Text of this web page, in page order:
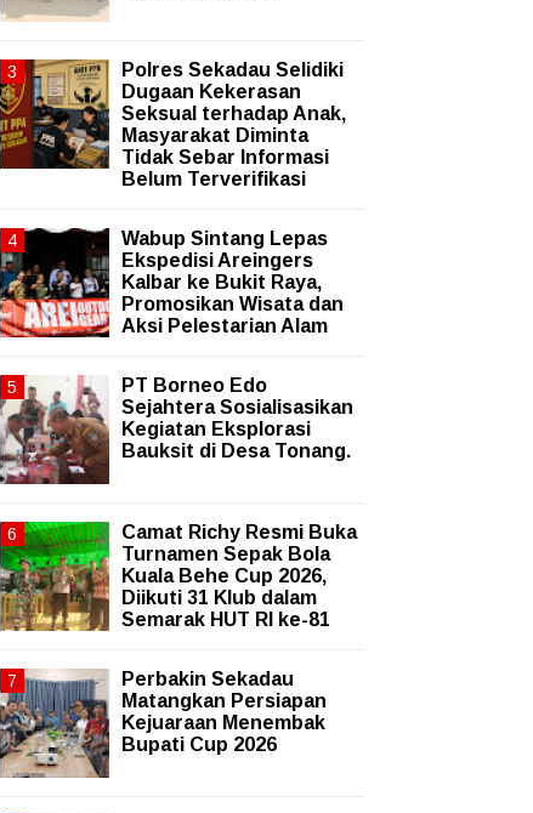
Polres Sekadau Selidiki
Dugaan Kekerasan
Seksual terhadap Anak,
Masyarakat Diminta
Tidak Sebar Informasi
Belum Terverifikasi
Wabup Sintang Lepas
Ekspedisi Areingers
Kalbar ke Bukit Raya,
Promosikan Wisata dan
Aksi Pelestarian Alam
PT Borneo Edo
Sejahtera Sosialisasikan
Kegiatan Eksplorasi
Bauksit di Desa Tonang.
Camat Richy Resmi Buka
Turnamen Sepak Bola
Kuala Behe Cup 2026,
Diikuti 31 Klub dalam
Semarak HUT RI ke-81
Perbakin Sekadau
Matangkan Persiapan
Kejuaraan Menembak
Bupati Cup 2026